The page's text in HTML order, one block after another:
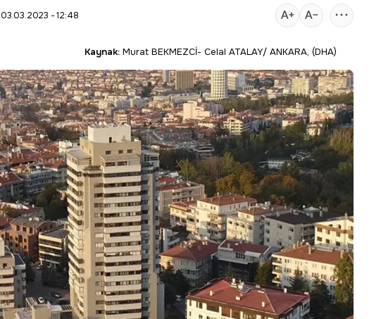
03.03.2023 - 12:48
Kaynak: Murat BEKMEZCİ- Celal ATALAY/ ANKARA, (DHA)